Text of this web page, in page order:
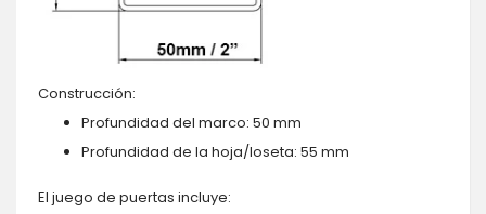
Construcción:
Profundidad del marco: 50 mm
Profundidad de la hoja/loseta: 55 mm
El juego de puertas incluye: